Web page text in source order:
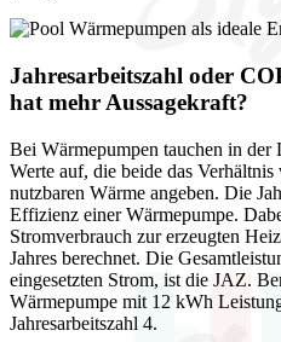
Jahresarbeitszahl oder
hat mehr Aussagekraft?
Bei Wärmepumpen tauchen in der
Werte auf, die beide das
nutzbaren Wärme angeben. Die
Effizienz einer Wärmepumpe.
Stromverbrauch zur erzeugten
Jahres berechnet. Die
eingesetzten Strom, ist die JAZ.
Wärmepumpe mit 12 kWh
Jahresarbeitszahl 4.